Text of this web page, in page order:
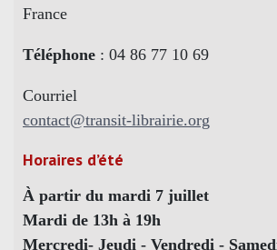
France
Téléphone : 04 86 77 10 69
Courriel
contact@transit-librairie.org
Horaires d’été
À partir du mardi 7 juillet
Mardi de 13h à 19h
Mercredi- Jeudi - Vendredi -